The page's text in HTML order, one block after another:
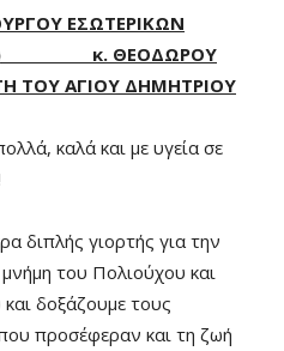
ΕΣΩΤΕΡΙΚΩΝ
κ. ΘΕΟΔΩΡΟΥ
ΤΟΥ ΑΓΙΟΥ ΔΗΜΗΤΡΙΟΥ
καλά και με υγεία σε
διπλής γιορτής για την
του Πολιούχου και
δοξάζουμε τους
προσέφεραν και τη ζωή